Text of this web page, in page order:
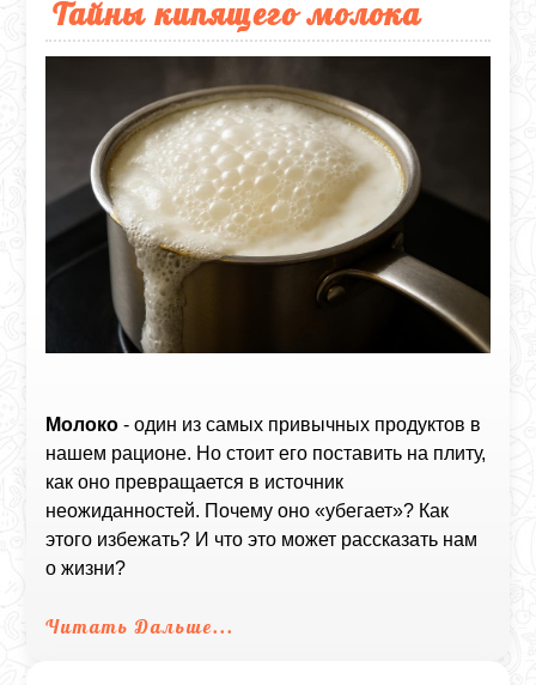
Тайны кипящего молока
Молоко - один из самых привычных продуктов в
нашем рационе. Но стоит его поставить на плиту,
как оно превращается в источник
неожиданностей. Почему оно «убегает»? Как
этого избежать? И что это может рассказать нам
о жизни?
Читать Дальше...